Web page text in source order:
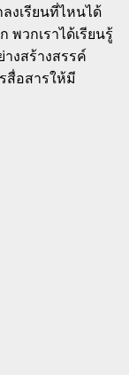
งเรียนที่ไหนได้
พวกเราได้เรียนรู้
งสร้างสรรค์
สื่อสารให้มี